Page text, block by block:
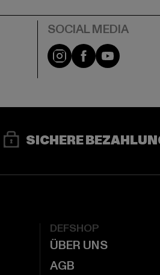
Instagram
FacebookYouTube
SICHERE
DEFSHOP
ÜBER UNS
AGB